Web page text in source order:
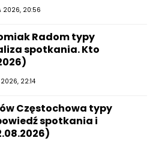
2026, 20:56
Radom typy
spotkania. Kto
2026, 22:14
Częstochowa typy
spotkania i